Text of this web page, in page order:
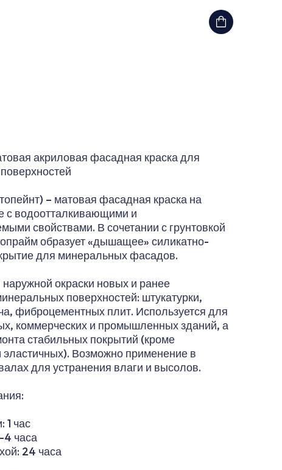
акриловая фасадная краска для
– матовая фасадная краска на
с водоотталкивающими и
свойствами. В сочетании с грунтовкой
образует «дышащее» силикатно-
для минеральных фасадов.
окраски новых и ранее
поверхностей: штукатурки,
фиброцементных плит. Используется для
коммерческих и промышленных зданий, а
стабильных покрытий (кроме
эластичных). Возможно применение в
для устранения влаги и высолов.
1 час
4 часа
24 часа